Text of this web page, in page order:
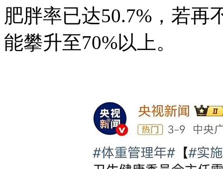
肥胖率已达50.7%，若再
能攀升至70%以上。